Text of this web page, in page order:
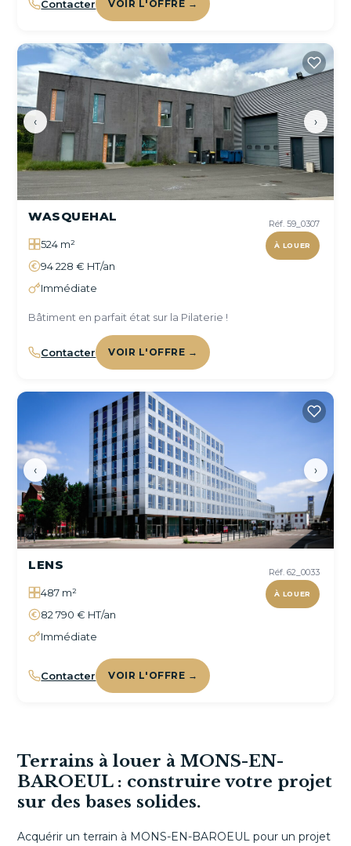
Contacter VOIR L'OFFRE →
‹ ›
Réf. 59_0307
À LOUER
WASQUEHAL
524 m²
94 228 € HT/an
Immédiate
Bâtiment en parfait état sur la Pilaterie !
Contacter VOIR L'OFFRE →
‹ ›
Réf. 62_0033
À LOUER
LENS
487 m²
82 790 € HT/an
Immédiate
Contacter VOIR L'OFFRE →
Terrains à louer à MONS-EN-
BAROEUL : construire votre projet
sur des bases solides.
Acquérir un terrain à MONS-EN-BAROEUL pour un projet